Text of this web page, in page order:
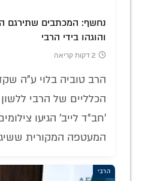
נחשף: המכתבים שתירגם
והוגהו בידי הרבי
2 דקות קריאה
הרב טוביה בלוי ע"ה
הכלליים של הרבי
'חב"ד לייב' הגיעו
המעטפה המקורית
הרבי